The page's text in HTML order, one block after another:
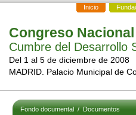
Inicio
Congreso
Cumbre del Desarrollo
Del 1 al 5 de diciembre de 2008
MADRID. Palacio Municipal de
Fondo documental/Documentos